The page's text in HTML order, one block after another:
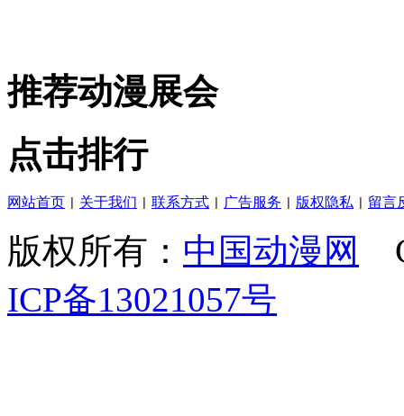
推荐动漫展会
点击排行
网站首页 关于我们 联系方式 广告服务 版权隐私 留言
版权所有： 中国动漫网
ICP备13021057号